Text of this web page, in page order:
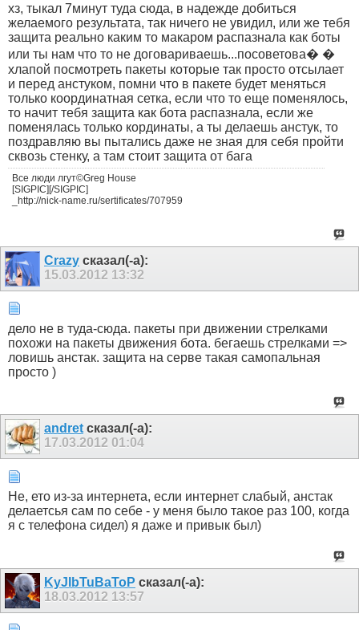
хз, тыкал 7минут туда сюда, в надежде добиться
желаемого результата, так ничего не увидил, или же тебя
защита реально каким то макаром распазнала как боты
или ты нам что то не договариваешь...посоветова� �
хлапой посмотреть пакеты которые так просто отсылает
и перед анстуком, помни что в пакете будет меняться
только координатная сетка, если что то еще поменялось,
то начит тебя защита как бота распазнала, если же
поменялась только кординаты, а ты делаешь анстук, то
поздравляю вы пытались даже не зная для себя пройти
сквозь стенку, а там стоит защита от бага
Все люди лгут©Greg House
[SIGPIC][/SIGPIC]
_http://nick-name.ru/sertificates/707959
Crazy сказал(-а):
15.03.2012 13:32
дело не в туда-сюда. пакеты при движении стрелками
похожи на пакеты движения бота. бегаешь стрелками =>
ловишь анстак. защита на серве такая самопальная
просто )
andret сказал(-а):
17.03.2012 01:04
Не, ето из-за интернета, если интернет слабый, анстак
делаетсья сам по себе - у меня было такое раз 100, когда
я с телефона сидел) я даже и привык был)
KyJIbTuBaToP сказал(-а):
18.03.2012 13:57